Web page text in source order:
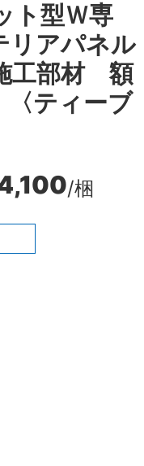
ト型Ｗ専
アパネル
工部材 額
ティーブ
/梱